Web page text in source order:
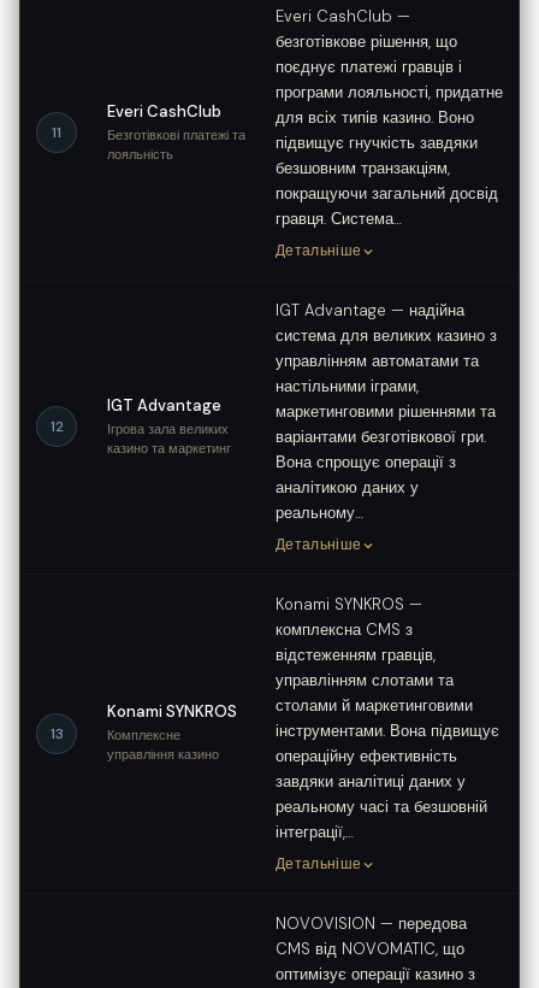
11
Everi CashClub
Безготівкові платежі та
лояльність
Everi CashClub —
безготівкове рішення, що
поєднує платежі гравців і
програми лояльності, придатне
для всіх типів казино. Воно
підвищує гнучкість завдяки
безшовним транзакціям,
покращуючи загальний досвід
гравця. Система…
Детальніше
12
IGT Advantage
Ігрова зала великих
казино та маркетинг
IGT Advantage — надійна
система для великих казино з
управлінням автоматами та
настільними іграми,
маркетинговими рішеннями та
варіантами безготівкової гри.
Вона спрощує операції з
аналітикою даних у
реальному…
Детальніше
13
Konami SYNKROS
Комплексне
управління казино
Konami SYNKROS —
комплексна CMS з
відстеженням гравців,
управлінням слотами та
столами й маркетинговими
інструментами. Вона підвищує
операційну ефективність
завдяки аналітиці даних у
реальному часі та безшовній
інтеграції,…
Детальніше
NOVOVISION — передова
CMS від NOVOMATIC, що
оптимізує операції казино з